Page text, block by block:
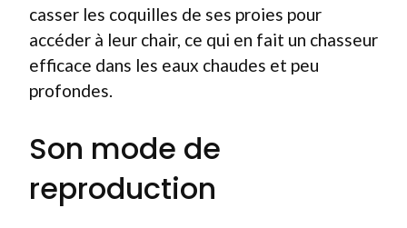
casser les coquilles de ses proies pour
accéder à leur chair, ce qui en fait un chasseur
efficace dans les eaux chaudes et peu
profondes.
Son mode de
reproduction